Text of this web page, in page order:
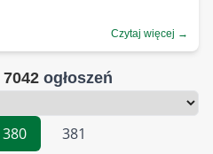
Czytaj więcej →
7042 ogłoszeń
380 381